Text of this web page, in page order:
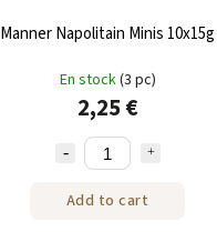
Manner Napolitain Minis 10x15g
En stock(3 pc)
2,25 €
Add to cart